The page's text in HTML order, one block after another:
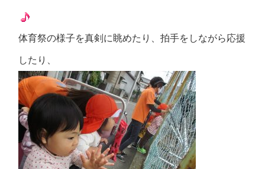
体育祭の様子を真剣に眺めたり、拍手をしながら応援
したり、